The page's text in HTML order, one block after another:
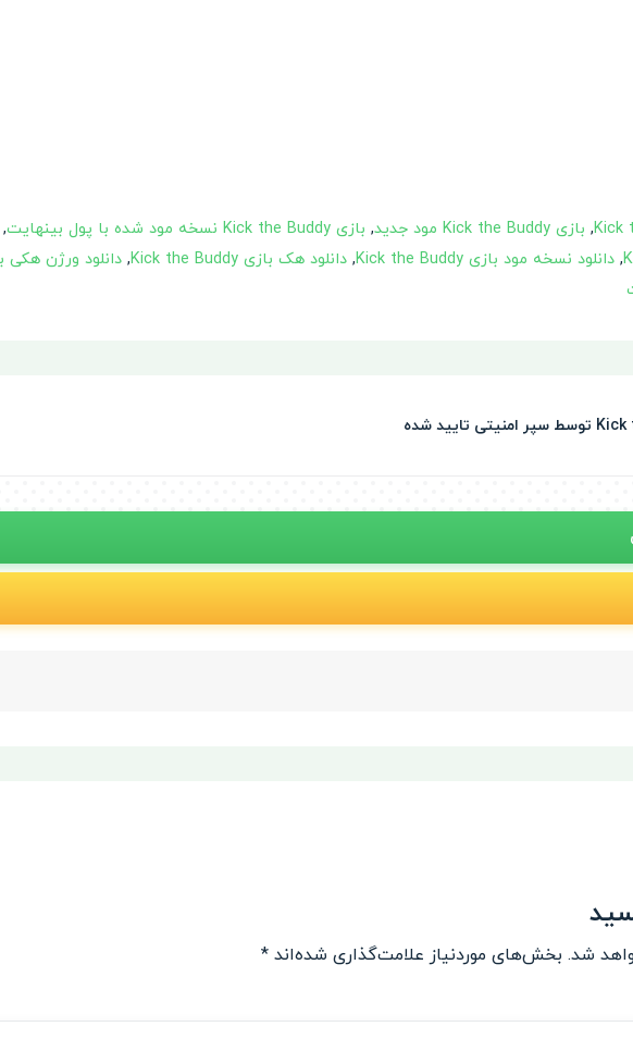
, بازی Kick the Buddy مود جدید , بازی Kick the Buddy نسخه مود شده با پول بینهایت ,
, دانلود نسخه مود بازی Kick the Buddy , دانلود هک بازی Kick the Buddy ,
شد. بخش‌های موردنیاز علامت‌گذاری شده‌اند *